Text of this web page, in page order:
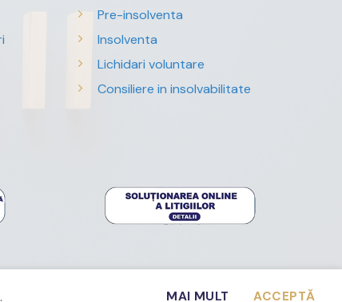
Pre-insolventa
Insolventa
Lichidari voluntare
Consiliere in insolvabilitate
Webdesign with ❤ byCRYO
MAI MULT ACCEPTĂ